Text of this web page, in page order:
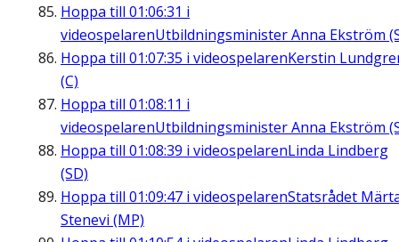
Hoppa till 01:06:31 i
videospelarenUtbildningsminister Anna Ekström
Hoppa till 01:07:35 i videospelarenKerstin
(C)
Hoppa till 01:08:11 i
videospelarenUtbildningsminister Anna Ekström
Hoppa till 01:08:39 i videospelarenLinda Lindberg
(SD)
Hoppa till 01:09:47 i videospelarenStatsrådet
Stenevi (MP)